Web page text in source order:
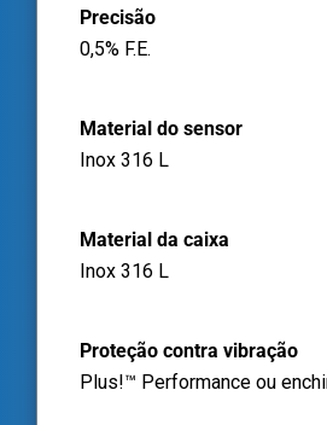
Precisão
0,5% F.E.
Material do sensor
Inox 316 L
Material da caixa
Inox 316 L
Proteção contra vibração
Plus!™ Performance ou